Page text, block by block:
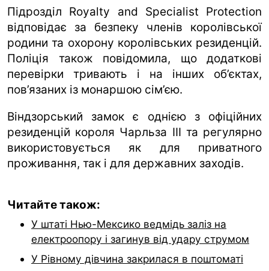
Підрозділ Royalty and Specialist Protection
відповідає за безпеку членів королівської
родини та охорону королівських резиденцій.
Поліція також повідомила, що додаткові
перевірки тривають і на інших об’єктах,
пов’язаних із монаршою сім’єю.
Віндзорський замок є однією з офіційних
резиденцій короля Чарльза III та регулярно
використовується як для приватного
проживання, так і для державних заходів.
Читайте також:
У штаті Нью-Мексико ведмідь заліз на
електроопору і загинув від удару струмом
У Рівному дівчина закрилася в поштоматі